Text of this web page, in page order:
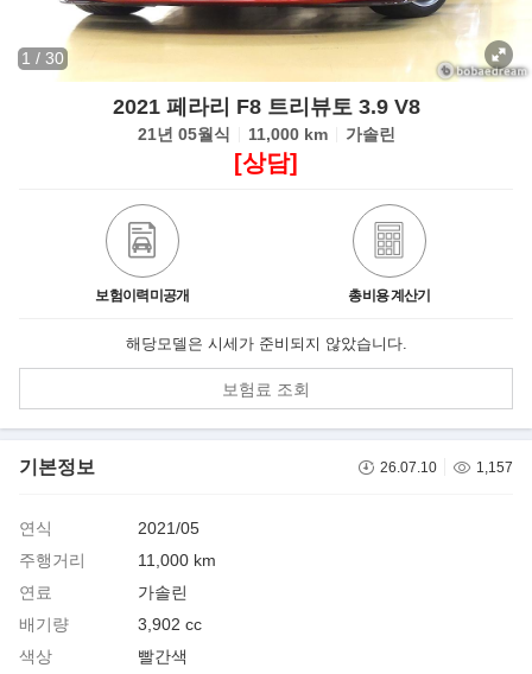
1 / 30
2021 페라리 F8 트리뷰토 3.9 V8
21년 05월식 11,000 km 가솔린
[상담]
보험이력미공개 총비용 계산기
해당모델은 시세가 준비되지 않았습니다.
보험료 조회
기본정보 26.07.10 1,157
연식
2021/05
주행거리
11,000 km
연료
가솔린
배기량
3,902 cc
색상
빨간색